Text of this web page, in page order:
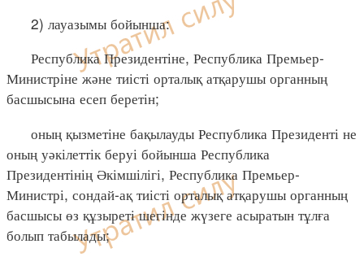
2) лауазымы бойынша:
Республика Президентіне, Республика Премьер-
Министріне және тиісті орталық атқарушы органның
басшысына есеп беретін;
оның қызметіне бақылауды Республика Президенті не
оның уәкілеттік беруі бойынша Республика
Президентінің Әкімшілігі, Республика Премьер-
Министрі, сондай-ақ тиісті орталық атқарушы органның
басшысы өз құзыреті шегінде жүзеге асыратын тұлға
болып табылады;